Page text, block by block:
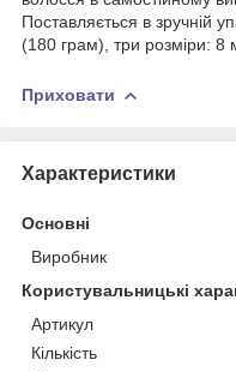
Поставляється в зручній
(180 грам), три розміри:
Приховати
Характеристики
Основні
Виробник
Користувальницькі
Артикул
Кількість